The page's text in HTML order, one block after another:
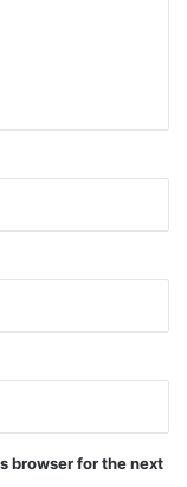
browser for the next